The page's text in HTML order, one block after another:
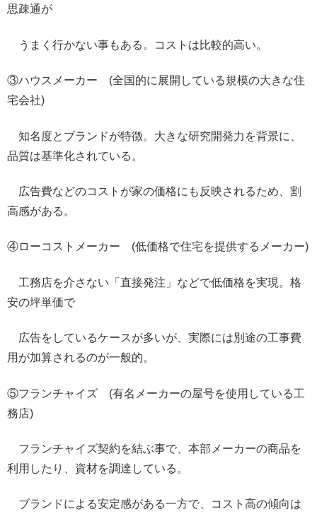
思疎通が
うまく行かない事もある。コストは比較的高い。
③ハウスメーカー (全国的に展開している規模の大きな住
宅会社)
知名度とブランドが特徴。大きな研究開発力を背景に、
品質は基準化されている。
広告費などのコストが家の価格にも反映されるため、 割
高感がある。
④ローコストメーカー (低価格で住宅を提供するメーカー)
工務店を介さない「直接発注」などで低価格を実現。 格
安の坪単価で
広告をしているケースが多いが、 実際には別途の工事費
用が加算されるのが一般的。
⑤フランチャイズ (有名メーカーの屋号を使用している工
務店)
フランチャイズ契約を結ぶ事で、 本部メーカーの商品を
利用したり、資材を調達している。
ブランドによる安定感がある一方で、コスト高の傾向は